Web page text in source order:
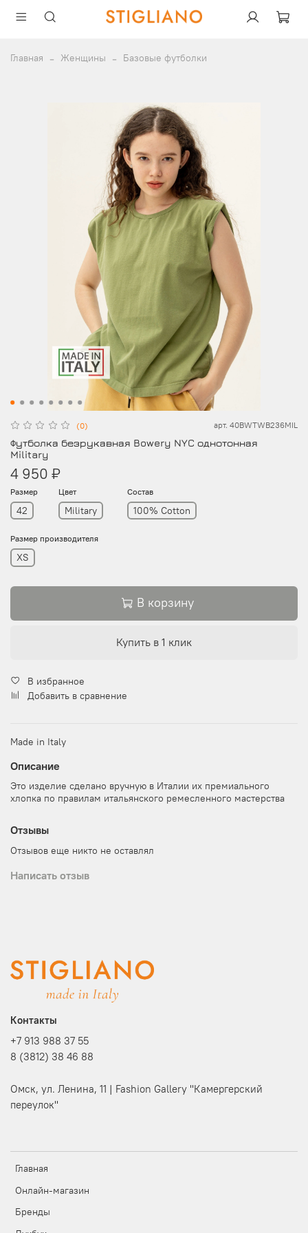
Главная Женщины Базовые футболки
(0) арт. 40BWTWB236MIL
Футболка безрукавная Bowery NYC однотонная
Military
4 950 ₽
Размер
42
Цвет
Military
Состав
100% Cotton
Размер производителя
XS
В корзину
Купить в 1 клик
В избранное
Добавить в сравнение
Made in Italy
Описание
Это изделие сделано вручную в Италии их премиального
хлопка по правилам итальянского ремесленного мастерства
Отзывы
Отзывов еще никто не оставлял
Написать отзыв
Главная
Онлайн-магазин
Бренды
Контакты
+7 913 988 37 55
8 (3812) 38 46 88
Омск, ул. Ленина, 11 | Fashion Gallery "Камергерский
переулок"